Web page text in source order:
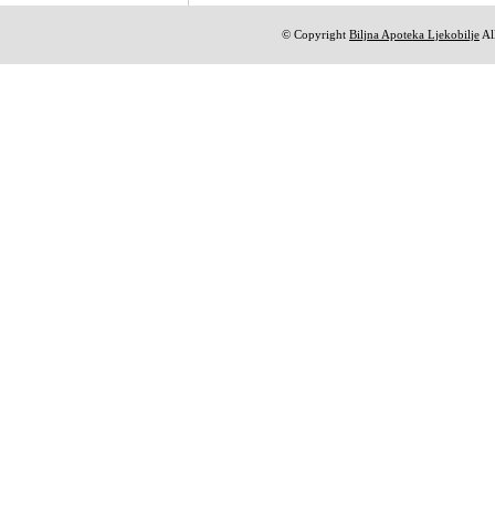
© Copyright Biljna Apoteka Ljekobilje